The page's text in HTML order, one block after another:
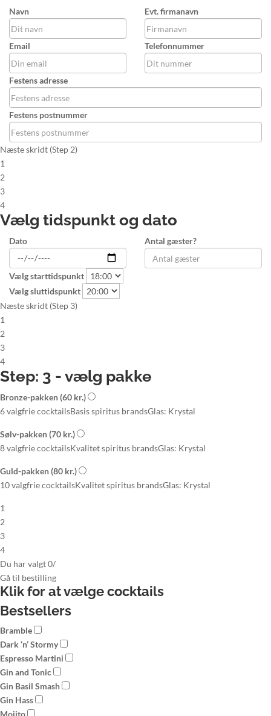
Navn Evt. firmanavn
Email Telefonnummer
Festens adresse
Festens postnummer
Næste skridt (Step 2)
1
2
3
4
Vælg tidspunkt og dato
Dato Antal gæster?
Vælg starttidspunkt
Vælg sluttidspunkt
Næste skridt (Step 3)
1
2
3
4
Step: 3 - vælg pakke
Bronze-pakken(60 kr.)
6 valgfrie cocktailsBasis spiritus brandsGlas: Krystal
Sølv-pakken(70 kr.)
8 valgfrie cocktailsKvalitet spiritus brandsGlas: Krystal
Guld-pakken(80 kr.)
10 valgfrie cocktailsKvalitet spiritus brandsGlas: Krystal
1
2
3
4
Du har valgt0/
Gå til bestilling
Klik for at vælgecocktails
Bestsellers
Bramble
Dark ‘n’ Stormy
Espresso Martini
Gin and Tonic
Gin Basil Smash
Gin Hass
Mojito